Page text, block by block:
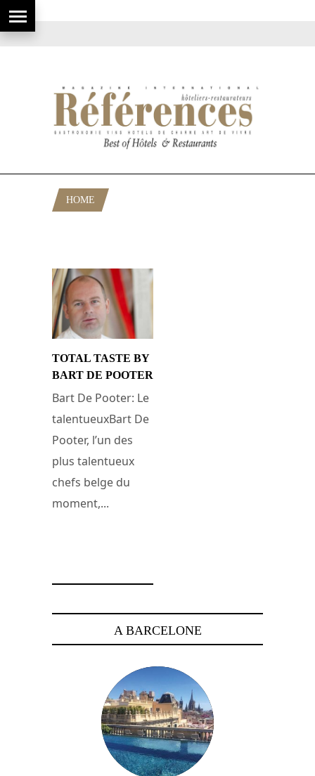
HOME
TOTAL TASTE BY
BART DE POOTER
Bart De Pooter: Le
talentueuxBart De
Pooter, l’un des
plus talentueux
chefs belge du
moment,...
A BARCELONE